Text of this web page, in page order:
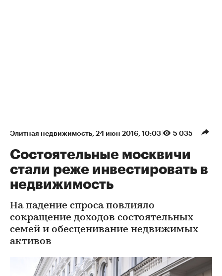
Элитная недвижимость⁠, 24 июн 2016, 10:03 5 035
Состоятельные москвичи
стали реже инвестировать в
недвижимость
На падение спроса повлияло
сокращение доходов состоятельных
семей и обесценивание недвижимых
активов